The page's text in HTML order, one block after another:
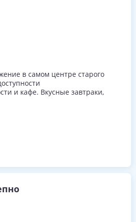
на второй день сломался.
в самом центре старого
и кафе. Вкусные завтраки,
не получится) до поздней ночи
уличные артисты. В